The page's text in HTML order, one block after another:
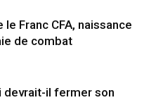
le Franc CFA, naissance
de combat
devrait-il fermer son